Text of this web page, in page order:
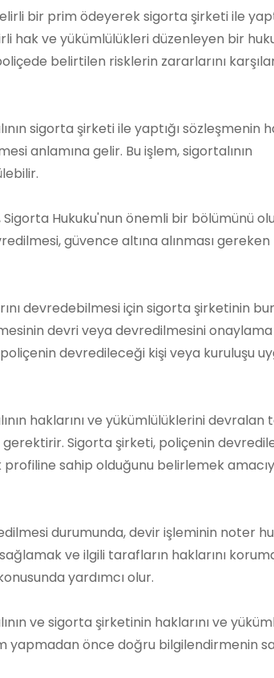
bir prim ödeyerek sigorta şirketi ile
hak ve yükümlülükleri düzenleyen bir
belirtilen risklerin zararlarını
sigorta şirketi ile yaptığı sözleşmenin
anlamına gelir. Bu işlem, sigortalının
Hukuku'nun önemli bir bölümünü
güvence altına alınması gereken
devredebilmesi için sigorta şirketinin
devri veya devredilmesini
devredileceği kişi veya kuruluşu
haklarını ve yükümlülüklerini devralan
Sigorta şirketi, poliçenin
sahip olduğunu belirlemek
durumunda, devir işleminin noter
ve ilgili tarafların haklarını
yardımcı olur.
ve sigorta şirketinin haklarını ve
yapmadan önce doğru bilgilendirmenin